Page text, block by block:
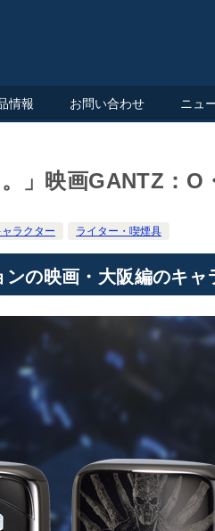
情報 お問い合わせ ニュ
」映画GANTZ：O
ラクター ライター・喫煙具
の映画・大阪編のキャ